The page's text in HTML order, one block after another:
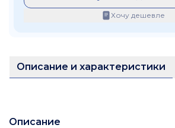
Хочу дешевле
Описание и характеристики
Описание